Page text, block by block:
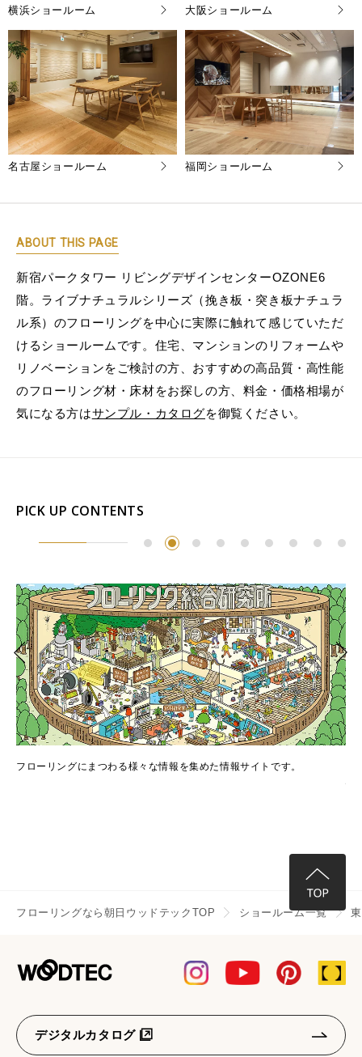
横浜ショールーム 大阪ショールーム
名古屋ショールーム 福岡ショールーム
ABOUT THIS PAGE
新宿パークタワー リビングデザインセンターOZONE6
階。ライブナチュラルシリーズ（挽き板・突き板ナチュラ
ル系）のフローリングを中心に実際に触れて感じていただ
けるショールームです。住宅、マンションのリフォームや
リノベーションをご検討の方、おすすめの高品質・高性能
のフローリング材・床材をお探しの方、料金・価格相場が
気になる方はサンプル・カタログを御覧ください。
PICK UP CONTENTS
フローリングにまつわる様々な情報を集めた情報サイトです。
フローリングなら朝日ウッドテックTOP ショールーム一覧
デジタルカタログ